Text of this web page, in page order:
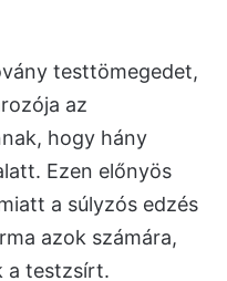
testtömegedet,
az
hogy hány
Ezen előnyös
a súlyzós edzés
azok számára,
a testzsírt.